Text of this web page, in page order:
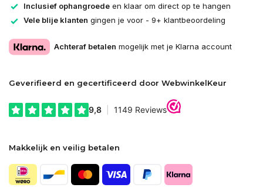
Inclusief ophangroede en klaar om direct op te hangen
Vele blije klanten gingen je voor - 9+ klantbeoordeling
Achteraf betalen mogelijk met je Klarna account
Geverifieerd en gecertificeerd door WebwinkelKeur
Makkelijk en veilig betalen